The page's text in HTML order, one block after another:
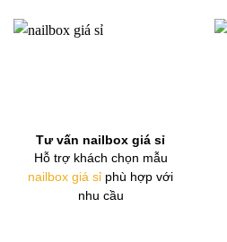
Tư vấn nailbox giá sỉ
Hỗ trợ khách chọn mẫu
nailbox giá sỉ phù hợp với
nhu cầu